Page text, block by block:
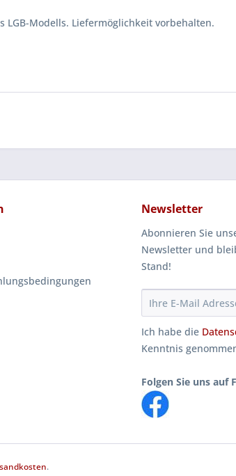
LGB-Modells. Liefermöglichkeit vorbehalten.
Newsletter
Abonnieren Sie
Newsletter und
Stand!
Ich habe die
Kenntnis
Folgen Sie uns auf
.